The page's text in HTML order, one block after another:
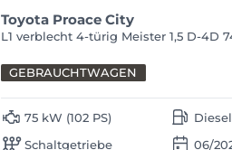
Toyota Proace City
L1 verblecht 4-türig Meister 1,5 D-4D 74 KW (102 PS) Start/
GEBRAUCHTWAGEN
75 kW (102 PS)
Schaltgetriebe
Diesel
06/